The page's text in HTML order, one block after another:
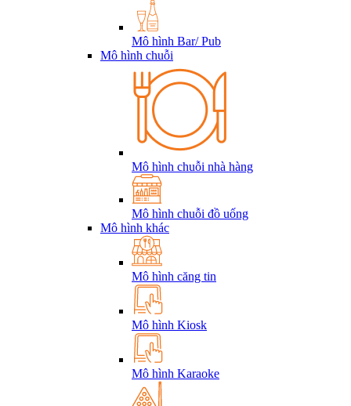
Mô hình Bar/ Pub
Mô hình chuỗi
Mô hình chuỗi nhà hàng
Mô hình chuỗi đồ uống
Mô hình khác
Mô hình căng tin
Mô hình Kiosk
Mô hình Karaoke